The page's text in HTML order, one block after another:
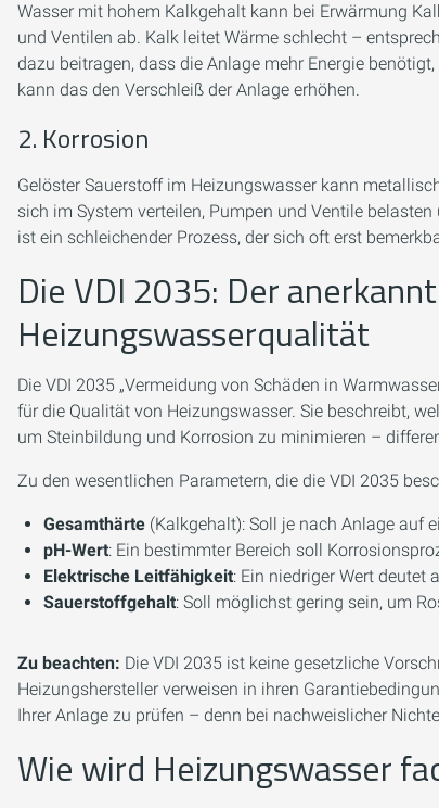
Wasser mit hohem Kalkgehalt kann bei Erwärmung
und Ventilen ab. Kalk leitet Wärme schlecht –
dazu beitragen, dass die Anlage mehr Energie
kann das den Verschleiß der Anlage erhöhen.
2. Korrosion
Gelöster Sauerstoff im Heizungswasser kann
sich im System verteilen, Pumpen und Ventile
ist ein schleichender Prozess, der sich oft erst
Die VDI 2035: Der
Heizungswasserqualität
Die VDI 2035 „Vermeidung von Schäden in
für die Qualität von Heizungswasser. Sie beschreibt,
um Steinbildung und Korrosion zu minimieren –
Zu den wesentlichen Parametern, die die VDI 2035
Gesamthärte (Kalkgehalt): Soll je nach Anlage auf
pH-Wert: Ein bestimmter Bereich soll
Elektrische Leitfähigkeit: Ein niedriger Wert
Sauerstoffgehalt: Soll möglichst gering sein, um
Zu beachten: Die VDI 2035 ist keine gesetzliche
Heizungshersteller verweisen in ihren
Ihrer Anlage zu prüfen – denn bei nachweislicher
Wie wird Heizungswasser